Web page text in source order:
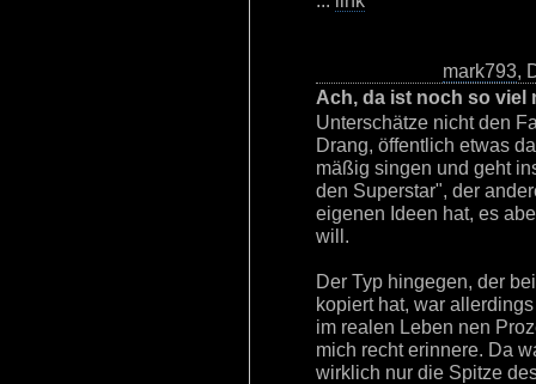
mark793,
Ach, da ist noch so viel
Unterschätze nicht den
Drang, öffentlich etwas
mäßig singen und geht
den Superstar", der
eigenen Ideen hat, es
will.
Der Typ hingegen, der
kopiert hat, war
im realen Leben nen
mich recht erinnere. Da
wirklich nur die Spitze